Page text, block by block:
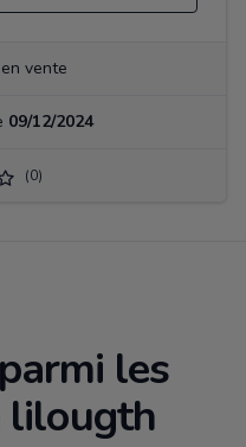
vente
09/12/2024
(0)
les
lilougth